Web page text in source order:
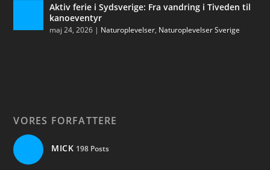
Aktiv ferie i Sydsverige: Fra vandring i Tiveden til
kanoeventyr
maj 24, 2026 | Naturoplevelser, Naturoplevelser Sverige
VORES FORFATTERE
MICK 198 Posts